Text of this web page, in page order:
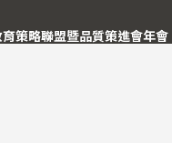
策略聯盟暨品質策進會年會